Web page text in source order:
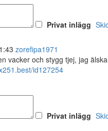
Privat inlägg
zorefipa1971
vacker och stygg tjej, jag
id127254
Privat inlägg